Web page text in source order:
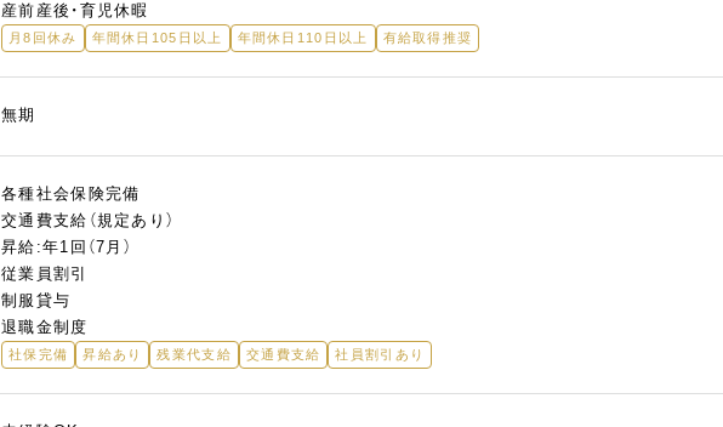
産前産後・育児休暇
月8回休み 年間休日105日以上 年間休日110日以上 有給取得推奨
無期
各種社会保険完備
交通費支給（規定あり）
昇給:年1回（7月）
従業員割引
制服貸与
退職金制度
社保完備 昇給あり 残業代支給 交通費支給 社員割引あり